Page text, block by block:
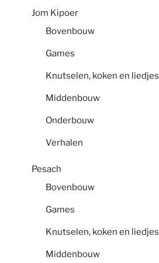
Jom Kipoer
Bovenbouw
Games
Knutselen, koken en liedjes
Middenbouw
Onderbouw
Verhalen
Pesach
Bovenbouw
Games
Knutselen, koken en liedjes
Middenbouw